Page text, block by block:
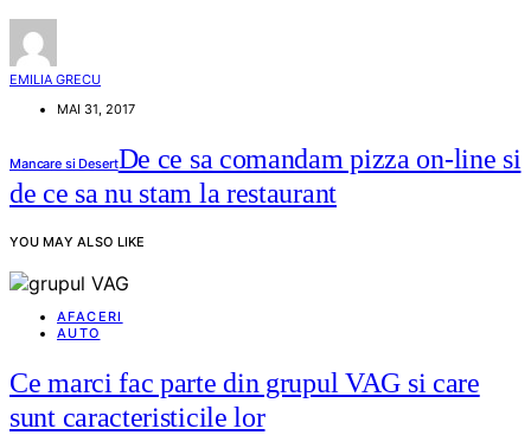
EMILIA GRECU
MAI 31, 2017
Mancare si DesertDe ce sa comandam pizza on-line si
de ce sa nu stam la restaurant
YOU MAY ALSO LIKE
AFACERI
AUTO
Ce marci fac parte din grupul VAG si care
sunt caracteristicile lor